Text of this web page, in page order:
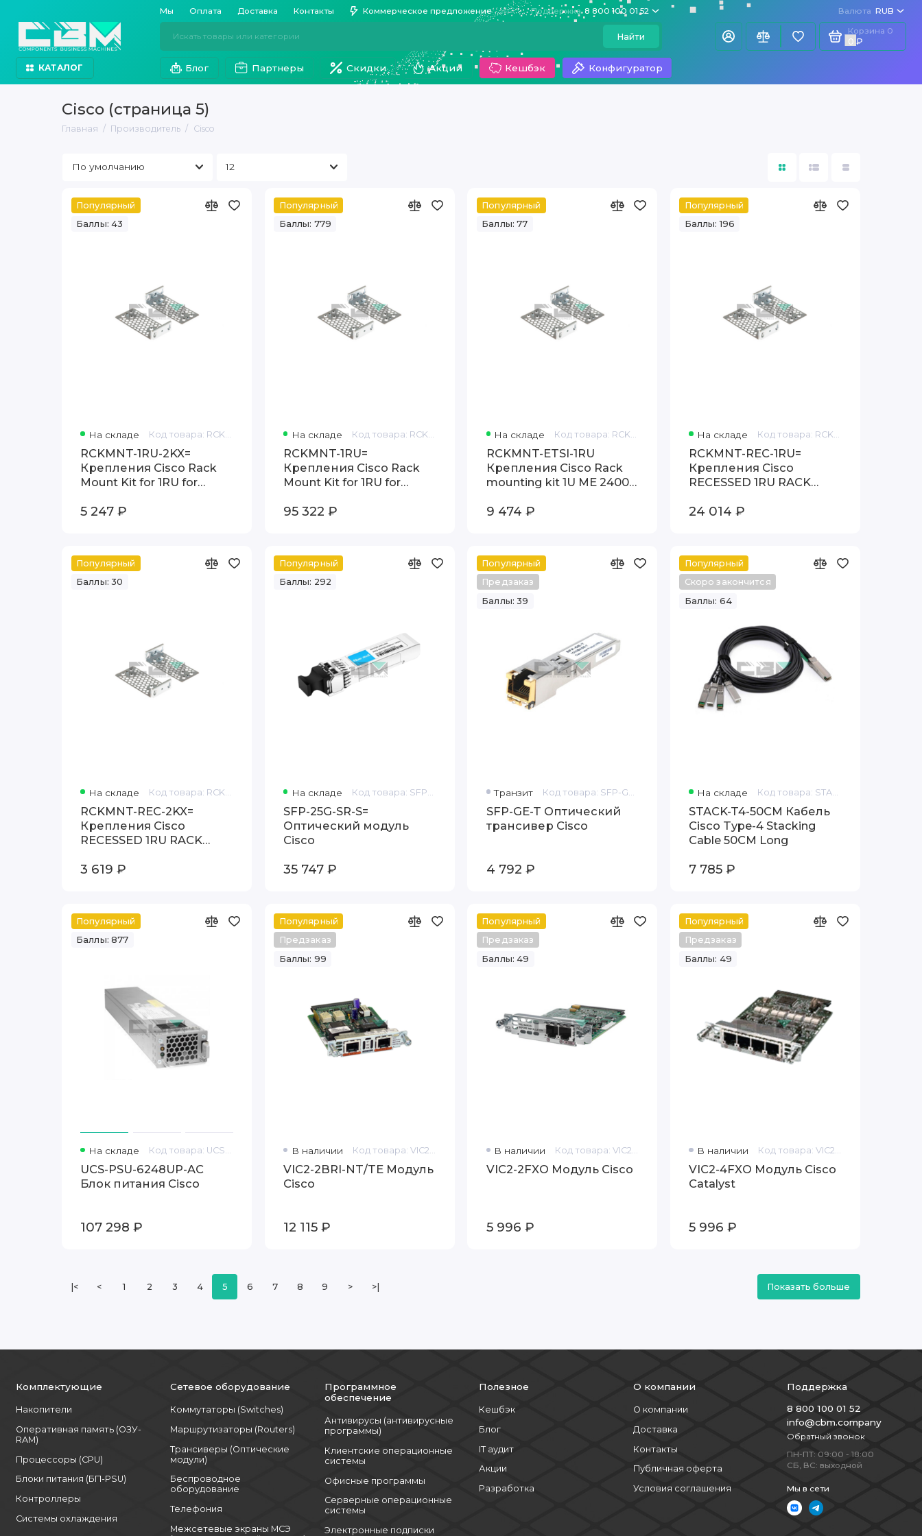
Мы Оплата Доставка Контакты Коммерческое предложение Поддержка 8 800 100 01 52 Валюта RUB
Найти
Корзина 0
0 ₽
КАТАЛОГ Блог Партнеры Скидки Акции Кешбэк Конфигуратор
Cisco (страница 5)
Главная Производитель Cisco
Популярный
Баллы: 43
На складе Код товара: RCKMNT-1RU-2KX=
RCKMNT-1RU-2KX=
Крепления Cisco Rack
Mount Kit for 1RU for
2960-L
5 247 ₽
Популярный
Баллы: 779
На складе Код товара: RCKMNT-1RU=
RCKMNT-1RU=
Крепления Cisco Rack
Mount Kit for 1RU for
XL
95 322 ₽
Популярный
Баллы: 77
На складе Код товара: RCKMNT-ETSI-1RU
RCKMNT-ETSI-1RU
Крепления Cisco Rack
mounting kit 1U ME 2400-
12CS 3400G-2CS
9 474 ₽
Популярный
Баллы: 196
На складе Код товара: RCKMNT-REC-1RU=
RCKMNT-REC-1RU=
Крепления Cisco
RECESSED 1RU RACK
and 3750
24 014 ₽
Популярный
Баллы: 30
На складе Код товара: RCKMNT-REC-2KX=
RCKMNT-REC-2KX=
Крепления Cisco
RECESSED 1RU RACK
XR and 2960-L
3 619 ₽
Популярный
Баллы: 292
На складе Код товара: SFP-25G-SR-S=
SFP-25G-SR-S=
Оптический модуль
Cisco
35 747 ₽
Популярный
Предзаказ
Баллы: 39
Транзит Код товара: SFP-GE-T
SFP-GE-T Оптический
трансивер Cisco
4 792 ₽
Популярный
Скоро закончится
Баллы: 64
На складе Код товара: STACK-T4-50CM
STACK-T4-50CM Кабель
Cisco Type-4 Stacking
Cable 50CM Long
7 785 ₽
Популярный
Баллы: 877
На складе Код товара: UCS-PSU-6248UP-AC
UCS-PSU-6248UP-AC
Блок питания Cisco
107 298 ₽
Популярный
Предзаказ
Баллы: 99
В наличии Код товара: VIC2-2BRI-NT/TE
VIC2-2BRI-NT/TE Модуль
Cisco
12 115 ₽
Популярный
Предзаказ
Баллы: 49
В наличии Код товара: VIC2-2FXO
VIC2-2FXO Модуль Cisco
5 996 ₽
Популярный
Предзаказ
Баллы: 49
В наличии Код товара: VIC2-4FXO
VIC2-4FXO Модуль Cisco
Catalyst
5 996 ₽
|< < 1 2 3 4 5 6 7 8 9 > >| Показать больше
Комплектующие
Накопители
Оперативная память (ОЗУ-
RAM)
Процессоры (CPU)
Блоки питания (БП-PSU)
Контроллеры
Системы охлаждения
Сетевое оборудование
Коммутаторы (Switches)
Маршрутизаторы (Routers)
Трансиверы (Оптические
модули)
Беспроводное
оборудование
Телефония
Межсетевые экраны МСЭ
Программное
обеспечение
Антивирусы (антивирусные
программы)
Клиентские операционные
системы
Офисные программы
Серверные операционные
системы
Электронные подписки
Полезное
Кешбэк
Блог
IT аудит
Акции
Разработка
О компании
О компании
Доставка
Контакты
Публичная оферта
Условия соглашения
Поддержка
8 800 100 01 52
info@cbm.company
Обратный звонок
ПН-ПТ: 09:00 - 18:00
СБ, ВС: выходной
Мы в сети